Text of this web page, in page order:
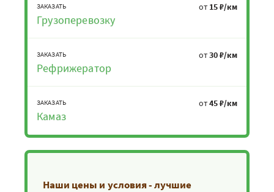
ЗАКАЗАТЬ
Грузоперевозку
от 15 ₽/км
ЗАКАЗАТЬ
Рефрижератор
от30 ₽/км
ЗАКАЗАТЬ
Камаз
от45 ₽/км
Наши цены и условия - лучшие